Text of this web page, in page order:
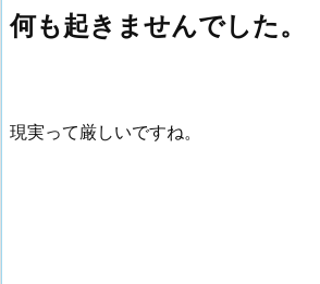
何も起きませんでした。
現実って厳しいですね。